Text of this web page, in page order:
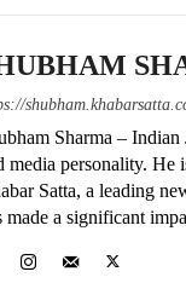
Sharma –
media personality.
Satta, a leading
made a significant